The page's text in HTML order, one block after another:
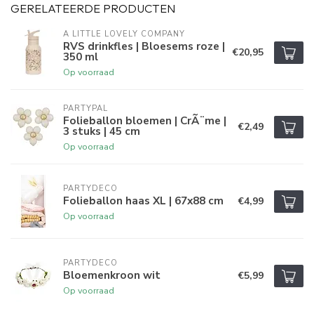
GERELATEERDE PRODUCTEN
A LITTLE LOVELY COMPANY
RVS drinkfles | Bloesems roze |
350 ml
Op voorraad
€20,95
PARTYPAL
Folieballon bloemen | CrÃ¨me |
3 stuks | 45 cm
Op voorraad
€2,49
PARTYDECO
Folieballon haas XL | 67x88 cm
Op voorraad
€4,99
PARTYDECO
Bloemenkroon wit
Op voorraad
€5,99